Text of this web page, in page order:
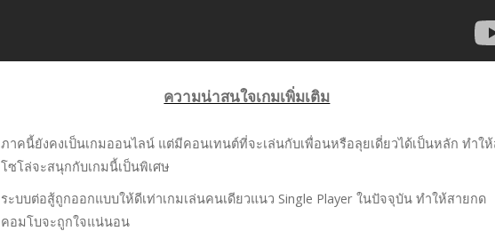
ความน่าสนใจเกมเพิ่มเติม
ภาคนี้ยังคงเป็นเกมออนไลน์ แต่มีคอนเทนต์ที่จะเล่นกับเพื่อนหรือลุยเดี่ยวได้เป็นหลัก ทำใ
โซโล่จะสนุกกับเกมนี้เป็นพิเศษ
ระบบต่อสู้ถูกออกแบบให้ดีเท่าเกมเล่นคนเดียวแนว Single Player ในปัจจุบัน ทำให้สายกด
คอมโบจะถูกใจแน่นอน